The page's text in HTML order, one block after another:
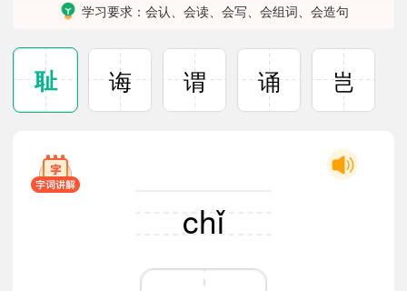
学习要求：会认、会读、会写、会组词、会造句
耻 诲 谓 诵 岂
chǐ